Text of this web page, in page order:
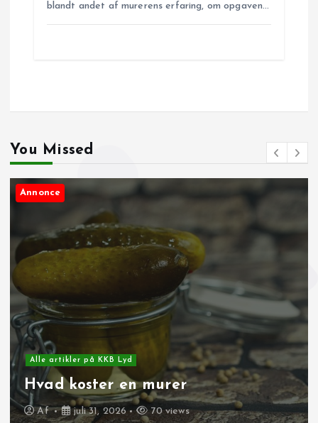
blandt andet af murerens erfaring, om opgaven…
You Missed
Alle artikler på KKB Lyd
Glem krak: Fremtidens kort og
vejvisning på mobilen
Af juni 10, 2026 250 views
Annonce